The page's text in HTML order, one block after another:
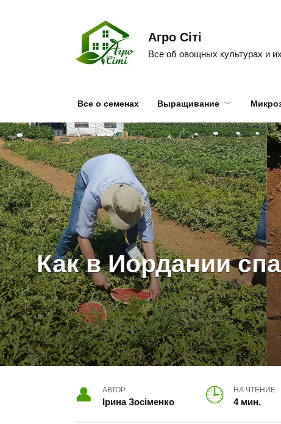
Агро Сіті
Все об овощных культурах и
Все о семенах Выращивание
Как в Иордании
АВТОР
Ірина Зосіменко
НА ЧТЕНИЕ
4 мин.